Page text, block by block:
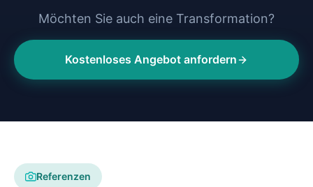
Möchten Sie auch eine Transformation?
Kostenloses Angebot anfordern
Referenzen